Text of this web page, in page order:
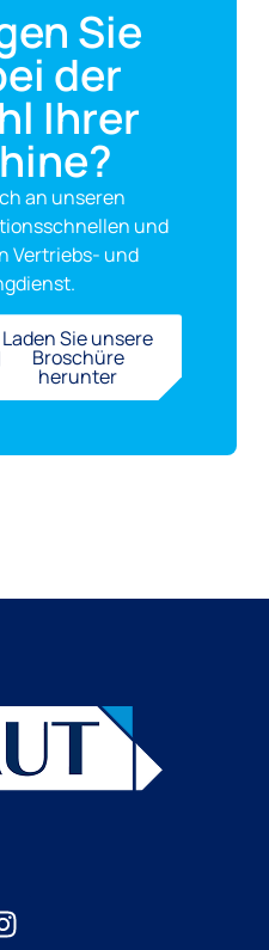
Sie
der
Ihrer
an unseren
und
Vertriebs- und
Laden Sie unsere
Broschüre
herunter